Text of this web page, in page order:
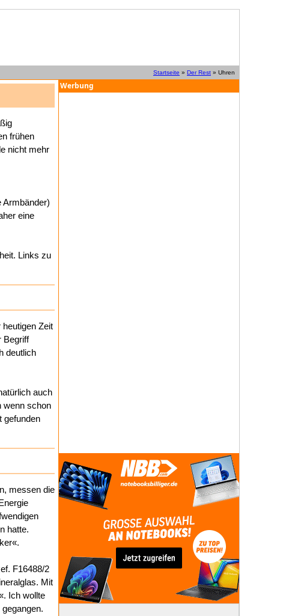
Startseite » Der Rest » Uhren
Werbung
frühen
nicht mehr
Armbänder)
eine
Links zu
Zeit
Begriff
deutlich
auch
wenn schon
gefunden
messen die
hatte.
F16488/2
Mit
Ich wollte